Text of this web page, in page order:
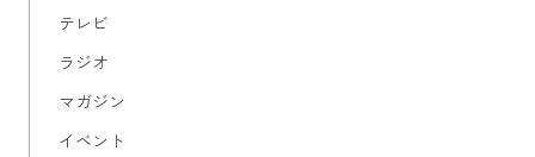
テレビ
ラジオ
マガジン
イベント